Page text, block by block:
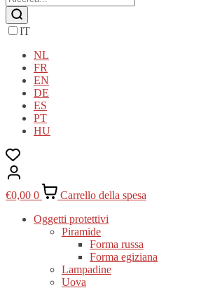
IT
NL
FR
EN
DE
ES
PT
HU
€0,00 0
Carrello della spesa
Oggetti protettivi
Piramide
Forma russa
Forma egiziana
Lampadine
Uova